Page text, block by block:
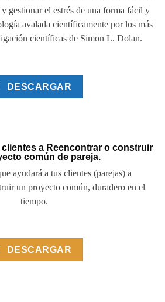
gestionar el estrés de una forma fácil y
avalada científicamente por los más
científicas de Simon L. Dolan.
DESCARGAR
a Reencontrar o construir
común de pareja.
ayudará a tus clientes (parejas) a
un proyecto común, duradero en el
tiempo.
DESCARGAR